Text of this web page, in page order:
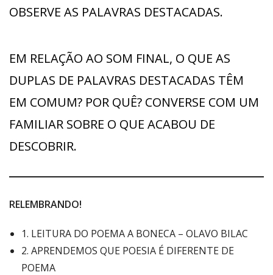
OBSERVE AS PALAVRAS DESTACADAS.
EM RELAÇÃO AO SOM FINAL, O QUE AS
DUPLAS DE PALAVRAS DESTACADAS TÊM
EM COMUM? POR QUÊ? CONVERSE COM UM
FAMILIAR SOBRE O QUE ACABOU DE
DESCOBRIR.
RELEMBRANDO!
1. LEITURA DO POEMA A BONECA – OLAVO BILAC
2. APRENDEMOS QUE POESIA É DIFERENTE DE
POEMA